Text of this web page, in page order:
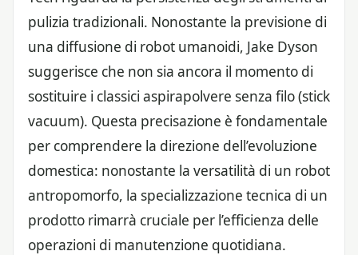
pulizia tradizionali. Nonostante la previsione di
una diffusione di robot umanoidi, Jake Dyson
suggerisce che non sia ancora il momento di
sostituire i classici aspirapolvere senza filo (stick
vacuum). Questa precisazione è fondamentale
per comprendere la direzione dell’evoluzione
domestica: nonostante la versatilità di un robot
antropomorfo, la specializzazione tecnica di un
prodotto rimarrà cruciale per l’efficienza delle
operazioni di manutenzione quotidiana.